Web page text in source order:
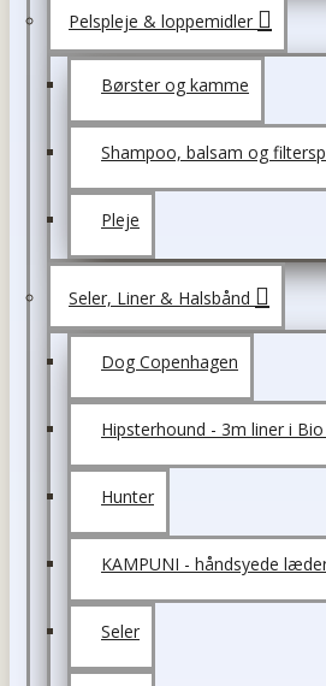
Pelspleje & loppemidler
Børster og kamme
Shampoo, balsam og
Pleje
Seler, Liner & Halsbånd
Dog Copenhagen
Hipsterhound - 3m liner i
Hunter
KAMPUNI - håndsyede
Seler